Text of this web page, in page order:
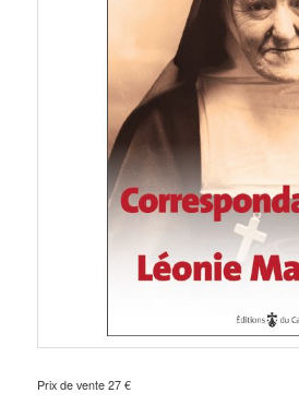
Prix de vente 27 €